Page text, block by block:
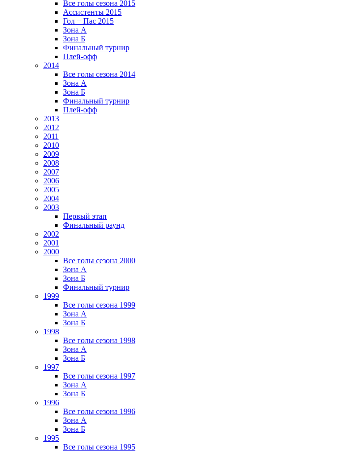
Все голы сезона 2015
Ассистенты 2015
Гол + Пас 2015
Зона А
Зона Б
Финальный турнир
Плей-офф
2014
Все голы сезона 2014
Зона А
Зона Б
Финальный турнир
Плей-офф
2013
2012
2011
2010
2009
2008
2007
2006
2005
2004
2003
Первый этап
Финальный раунд
2002
2001
2000
Все голы сезона 2000
Зона А
Зона Б
Финальный турнир
1999
Все голы сезона 1999
Зона А
Зона Б
1998
Все голы сезона 1998
Зона А
Зона Б
1997
Все голы сезона 1997
Зона А
Зона Б
1996
Все голы сезона 1996
Зона А
Зона Б
1995
Все голы сезона 1995